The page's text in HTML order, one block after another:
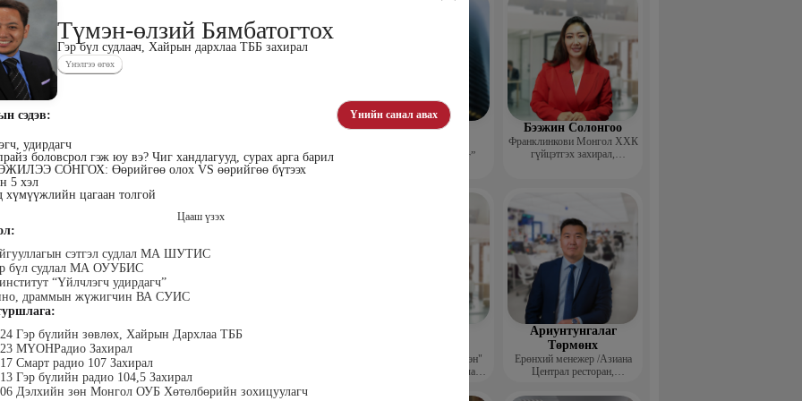
Түмэн-өлзий Бямбатогтох
Гэр бүл судлаач, Хайрын дархлаа ТББ захирал
Үнэлгээ өгөх
сэдэв: Үнийн санал авах
удирдагч
боловсрол гэж юу вэ? Чиг хандлагууд, сурах арга барил
СОНГОХ: Өөрийгөө олох VS өөрийгөө бүтээх
5 хэл
хүмүүжлийн цагаан толгой
Цааш үзэх
сэтгэл судлал МА ШУТИС
бүл судлал МА ОУУБИС
“Үйлчлэгч удирдагч”
драммын жүжигчин ВА СУИС
Гэр бүлийн зөвлөх, Хайрын Дархлаа ТББ
МҮОНРадио Захирал
Смарт радио 107 Захирал
Гэр бүлийн радио 104,5 Захирал
Дэлхийн зөн Монгол ОУБ Хөтөлбөрийн зохицуулагч
багш
Хөгжлийн Институтийн
тэргүүн (үүсгэн байгуулагч)
Тамгын Газар, Хүний
нөөцийн хэлтэс, Сургагч
багш
Цэдэндамба
Наран анд консалтинг”
Бээжин Солонгоо
Франклинкови Монгол ХХК
гүйцэтгэх захирал,
ТББ-
Зүрх
Ганболд Тод-Эрдэнэ
Маркетинг менежер - Зангиа
Портал ХХК
Мэндбаяр Төгөлдөр
МСНЭ-ийн "Ган үзэгтэн"
шагналт сэтгүүлч, Урлаг
Ариунтунгалаг
Төрмөнх
Ерөнхий менежер /Азиана
Централ ресторан,
катеринг ХХК/